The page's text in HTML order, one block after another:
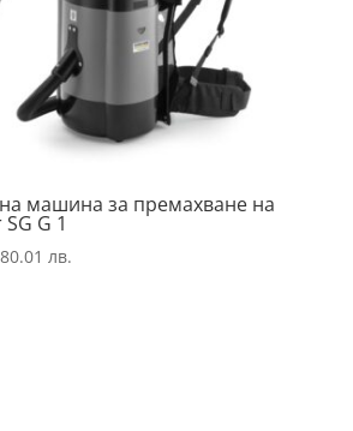
машина за премахване на
G 1
лв.